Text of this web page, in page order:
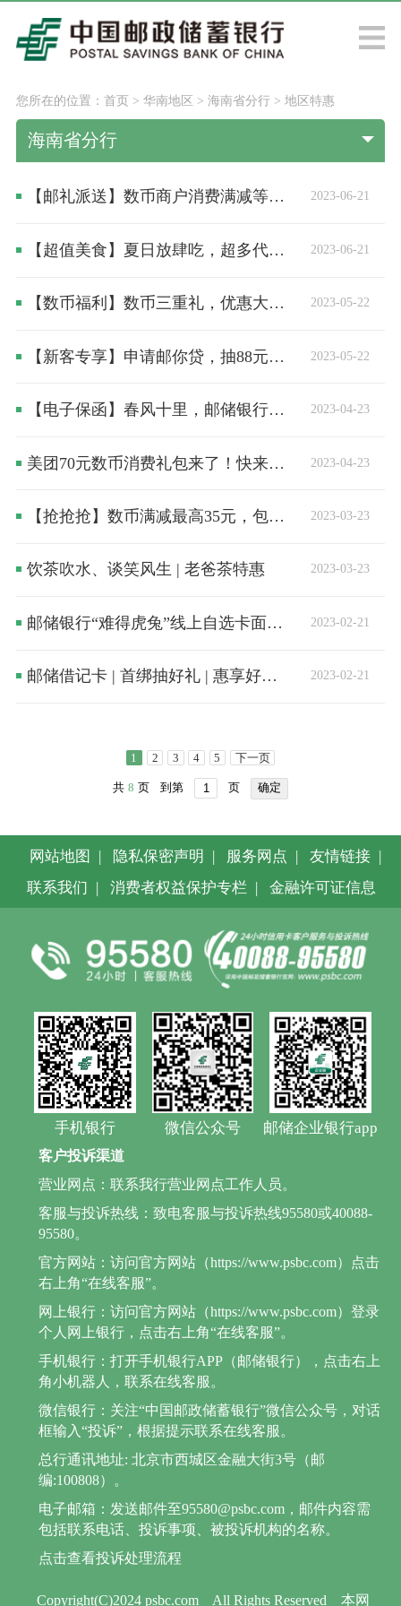
您所在的位置： 首页> 华南地区 > 海南省分行> 地区特惠
海南省分行
2023-06-21
【邮礼派送】数币商户消费满减等着您啦
2023-06-21
【超值美食】夏日放肆吃，超多代金券大放送！
2023-05-22
【数币福利】数币三重礼，优惠大升级！
2023-05-22
【新客专享】申请邮你贷，抽88元数币红包和免息券！
2023-04-23
【电子保函】春风十里，邮储银行更懂你！
2023-04-23
美团70元数币消费礼包来了！快来GET领取攻略！！
2023-03-23
【抢抢抢】数币满减最高35元，包揽你的春日出游计划！
2023-03-23
饮茶吹水、谈笑风生 | 老爸茶特惠
2023-02-21
邮储银行“难得虎兔”线上自选卡面借记卡可爱上线
2023-02-21
邮储借记卡 | 首绑抽好礼 | 惠享好福利 ！
1 2 3 4 5 下一页
共 8 页 到第 页 确定
网站地图 | 隐私保密声明 | 服务网点 | 友情链接 |
联系我们 | 消费者权益保护专栏 | 金融许可证信息
手机银行 微信公众号 邮储企业银行app
Copyright(C)2024 psbc.com All Rights Reserved 本网
客户投诉渠道
营业网点：联系我行营业网点工作人员。
客服与投诉热线：致电客服与投诉热线95580或40088-
95580。
官方网站：访问官方网站（https://www.psbc.com）点击
右上角“在线客服”。
网上银行：访问官方网站（https://www.psbc.com）登录
个人网上银行，点击右上角“在线客服”。
手机银行：打开手机银行APP（邮储银行），点击右上
角小机器人，联系在线客服。
微信银行：关注“中国邮政储蓄银行”微信公众号，对话
框输入“投诉”，根据提示联系在线客服。
总行通讯地址: 北京市西城区金融大街3号（邮
编:100808）。
电子邮箱：发送邮件至95580@psbc.com，邮件内容需
包括联系电话、投诉事项、被投诉机构的名称。
点击查看投诉处理流程